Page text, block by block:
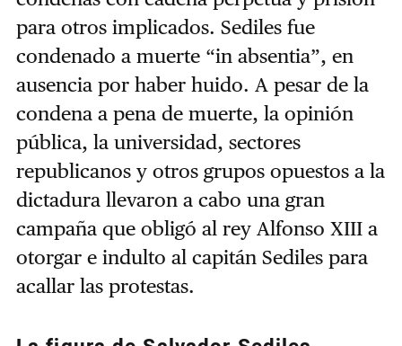
para otros implicados. Sediles fue
condenado a muerte “in absentia”, en
ausencia por haber huido. A pesar de la
condena a pena de muerte, la opinión
pública, la universidad, sectores
republicanos y otros grupos opuestos a la
dictadura llevaron a cabo una gran
campaña que obligó al rey Alfonso XIII a
otorgar e indulto al capitán Sediles para
acallar las protestas.